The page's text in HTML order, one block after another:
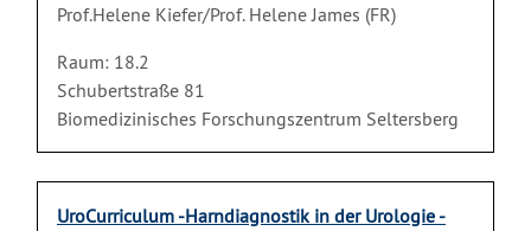
Prof.Helene Kiefer/Prof. Helene James (FR)
Raum: 18.2
Schubertstraße 81
Biomedizinisches Forschungszentrum Seltersberg
UroCurriculum -Harndiagnostik in der Urologie -